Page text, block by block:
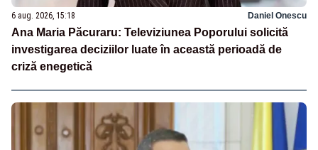
6 aug. 2026, 15:18 Daniel Onescu
Ana Maria Păcuraru: Televiziunea Poporului solicită
investigarea deciziilor luate în această perioadă de
criză enegetică